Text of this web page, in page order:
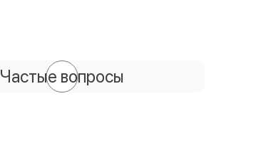
Частые вопросы